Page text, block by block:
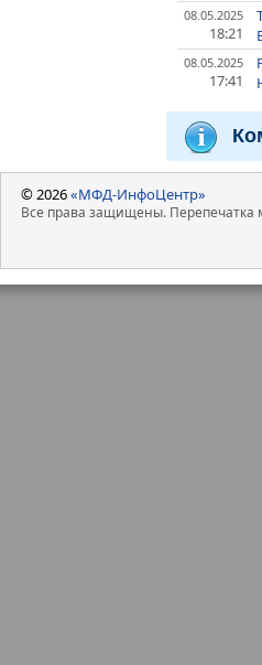
08.05.2025
18:21
08.05.2025
17:41
© 2026«МФД-ИнфоЦентр»
Все права защищены. Перепечатка